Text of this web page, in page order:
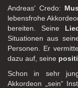
Andreas' Credo:
lebensfrohe
bereiten. Seine
Situationen aus
Personen. Er
dazu auf, seine
Schon in sehr
Akkordeon „sein“